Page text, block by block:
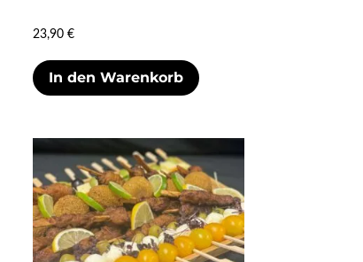
23,90€
In den Warenkorb